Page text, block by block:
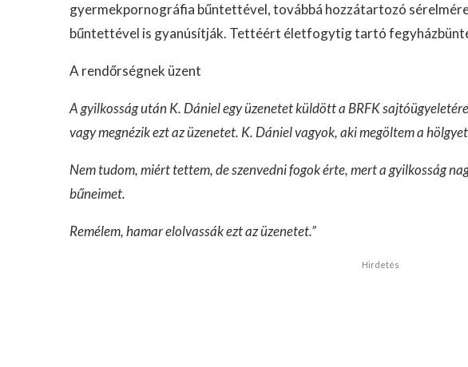
gyermekpornográfia bűntettével, továbbá hozzátartozó
bűntettével is gyanúsítják. Tettéért életfogytig tartó
A rendőrségnek üzent
A gyilkosság után K. Dániel egy üzenetet küldött a BRFK
vagy megnézik ezt az üzenetet. K. Dániel vagyok, aki megöltem a
Nem tudom, miért tettem, de szenvedni fogok érte, mert a gyilkosság
bűneimet.
Remélem, hamar elolvassák ezt az üzenetet.”
Hirdetés